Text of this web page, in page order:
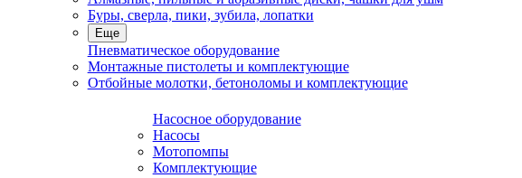
Буры, сверла, пики, зубила, лопатки
Еще
Пневматическое оборудование
Монтажные пистолеты и комплектующие
Отбойные молотки, бетоноломы и комплектующие
Насосное оборудование
Насосы
Мотопомпы
Комплектующие